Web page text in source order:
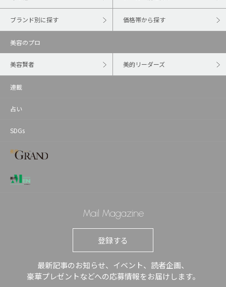
ブランド別に探す 価格帯から探す
美容のプロ
美容賢者 美的リーダーズ
連載
占い
SDGs
Mail Magazine
登録する
最新記事のお知らせ、イベント、読者企画、
豪華プレゼントなどへの応募情報をお届けします。